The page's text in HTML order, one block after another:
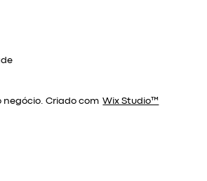
negócio. Criado comWix Studio™